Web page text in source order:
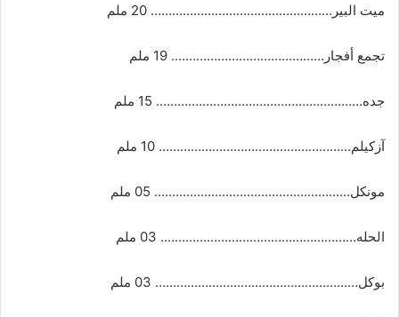
ميت البير…………………………………………… 20 ملم
تجمع أفجار……………………………………. 19 ملم
جده…………………………………………………. 15 ملم
آزكيلم……………………………………………… 10 ملم
مونكل………………………………………………. 05 ملم
الحله………………………………………………. 03 ملم
بوكل………………………………………………… 03 ملم